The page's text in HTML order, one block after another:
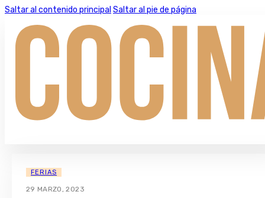
Saltar al contenido principal Saltar al pie de página
FERIAS
29 MARZO, 2023